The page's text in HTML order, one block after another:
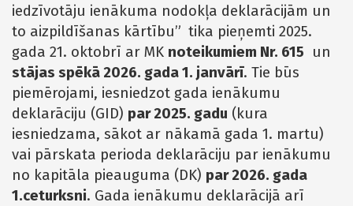
iedzīvotāju ienākuma nodokļa deklarācijām un
to aizpildīšanas kārtību” tika pieņemti 2025.
gada 21. oktobrī ar MK noteikumiem Nr. 615 un
stājas spēkā 2026. gada 1. janvārī. Tie būs
piemērojami, iesniedzot gada ienākumu
deklarāciju (GID) par 2025. gadu (kura
iesniedzama, sākot ar nākamā gada 1. martu)
vai pārskata perioda deklarāciju par ienākumu
no kapitāla pieauguma (DK) par 2026. gada
1.ceturksni. Gada ienākumu deklarācijā arī